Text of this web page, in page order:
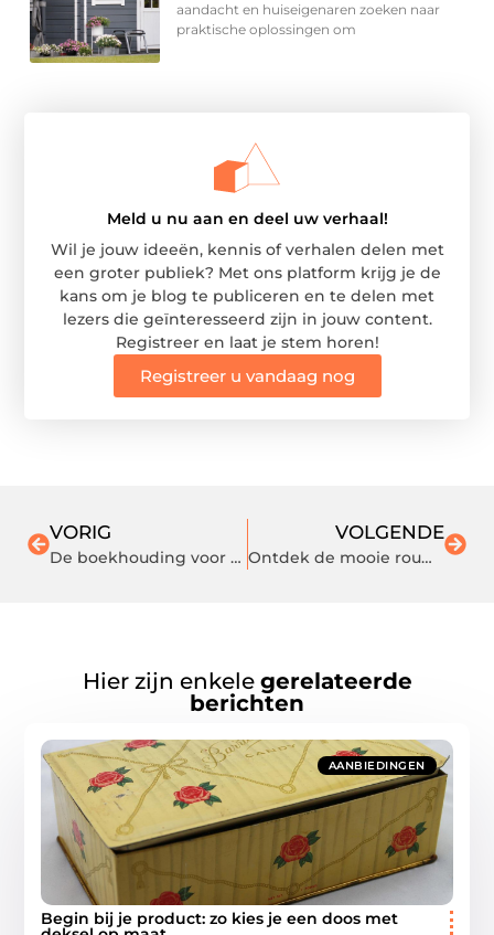
aandacht en huiseigenaren zoeken naar
praktische oplossingen om
Meld u nu aan en deel uw verhaal!
Wil je jouw ideeën, kennis of verhalen delen met
een groter publiek? Met ons platform krijg je de
kans om je blog te publiceren en te delen met
lezers die geïnteresseerd zijn in jouw content.
Registreer en laat je stem horen!
Registreer u vandaag nog
VORIG
De boekhouding voor een VOF moet op orde zijn
VOLGENDE
Ontdek de mooie rouwbloemen van deze expert uit hartje Rotterdam
Hier zijn enkele gerelateerde
berichten
AANBIEDINGEN
Begin bij je product: zo kies je een doos met